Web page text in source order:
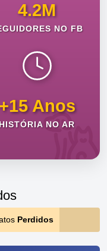
4.2M
NO FB
+15 Anos
HISTÓRIA NO AR
Perdidos